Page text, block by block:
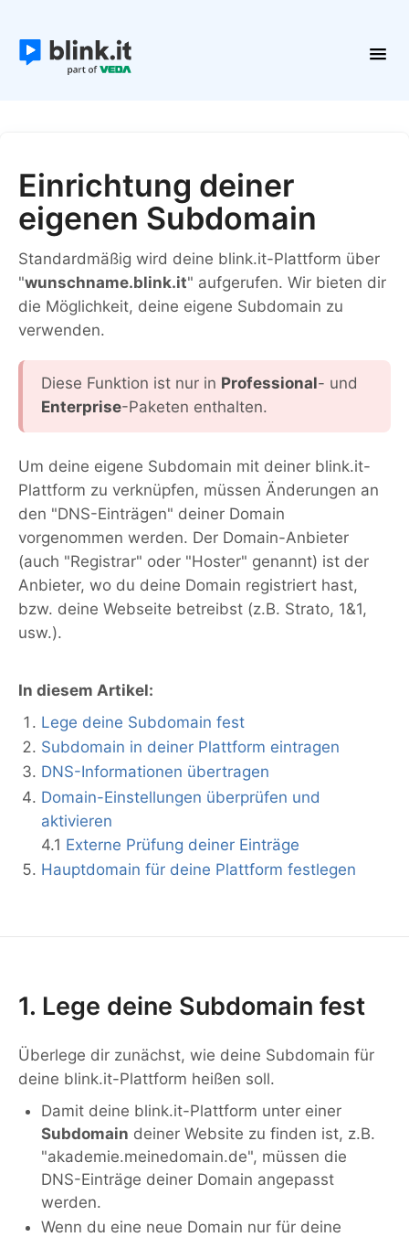
Plattform verwalten
Einrichtung deiner
eigenen Subdomain
Standardmäßig wird deine blink.it-Plattform über
"wunschname.blink.it" aufgerufen. Wir bieten dir
die Möglichkeit, deine eigene Subdomain zu
verwenden.
Diese Funktion ist nur in Professional- und
Enterprise-Paketen enthalten.
Um deine eigene Subdomain mit deiner blink.it-
Plattform zu verknüpfen, müssen Änderungen an
den "DNS-Einträgen" deiner Domain
vorgenommen werden. Der Domain-Anbieter
(auch "Registrar" oder "Hoster" genannt) ist der
Anbieter, wo du deine Domain registriert hast,
bzw. deine Webseite betreibst (z.B. Strato, 1&1,
usw.).
In diesem Artikel:
Lege deine Subdomain fest
Subdomain in deiner Plattform eintragen
DNS-Informationen übertragen
Domain-Einstellungen überprüfen und
aktivieren
4.1 Externe Prüfung deiner Einträge
Hauptdomain für deine Plattform festlegen
1. Lege deine Subdomain fest
Überlege dir zunächst, wie deine Subdomain für
deine blink.it-Plattform heißen soll.
Damit deine blink.it-Plattform unter einer
Subdomain deiner Website zu finden ist, z.B.
"akademie.meinedomain.de", müssen die
DNS-Einträge deiner Domain angepasst
werden.
Wenn du eine neue Domain nur für deine